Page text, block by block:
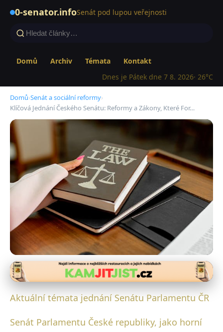
0-senator.infoSenát pod lupou veřejnosti
Domů Archiv Témata
Kontakt
Dnes je Pátek dne 7 8. 2026· 26°C
Domů›Senát a sociální reformy›
Klíčová Jednání Českého Senátu: Reformy a Zákony, Které For…
Senát a sociální reformy
Klíčová Jednání Českého Senátu:
Aktuální témata jednání Senátu Parlamentu ČR
Senát Parlamentu České republiky, jako horní